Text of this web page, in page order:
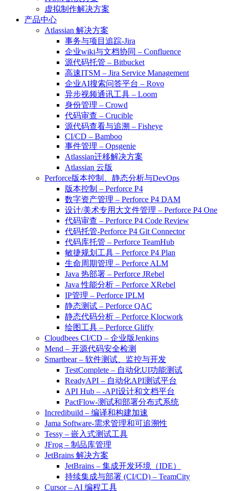
虚拟制作解决方案
产品中心
Atlassian 解决方案
事务与项目追踪-Jira
企业wiki与文档协同 – Confluence
源代码托管 – Bitbucket
高速ITSM – Jira Service Management
企业AI搜索问答平台 – Rovo
异步视频通讯工具 – Loom
身份管理 – Crowd
代码审查 – Crucible
源代码查看与追溯 – Fisheye
CI/CD – Bamboo
事件管理 – Opsgenie
Atlassian迁移解决方案
Atlassian 云版
Perforce版本控制、静态分析与DevOps
版本控制 – Perforce P4
数字资产管理 – Perforce P4 DAM
设计/美术专用大文件管理 – Perforce P4 One
代码审查 – Perforce P4 Code Review
代码托管-Perforce P4 Git Connector
代码库托管 – Perforce TeamHub
敏捷规划工具 – Perforce P4 Plan
生命周期管理 – Perforce ALM
Java 热部署 – Perforce JRebel
Java 性能分析 – Perforce XRebel
IP管理 – Perforce IPLM
静态测试 – Perforce QAC
静态代码分析 – Perforce Klocwork
绘图工具 – Perforce Gliffy
Cloudbees CI/CD – 企业版Jenkins
Mend – 开源代码安全检测
Smartbear – 软件测试、监控与开发
TestComplete – 自动化UI功能测试
ReadyAPI – 自动化API测试平台
API Hub – -API设计和文档平台
PactFlow-测试和部署分布式系统
Incredibuild – 编译和构建加速
Jama Software-需求管理和可追溯性
Tessy – 嵌入式测试工具
JFrog – 制品库管理
JetBrains 解决方案
JetBrains – 集成开发环境（IDE）
持续集成与部署 (CI/CD) – TeamCity
Cursor – AI 编程工具